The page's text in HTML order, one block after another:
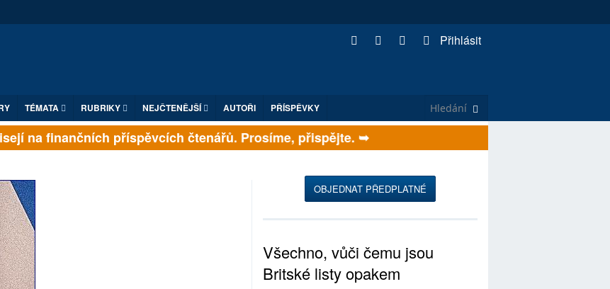
Přihlásit
TÉMATA RUBRIKY NEJČTENĚJŠÍ AUTOŘI PŘÍSPĚVKY
na finančních příspěvcích čtenářů. Prosíme, přispějte. ➥
OBJEDNAT PŘEDPLATNÉ
Všechno, vůči čemu jsou
Britské listy opakem